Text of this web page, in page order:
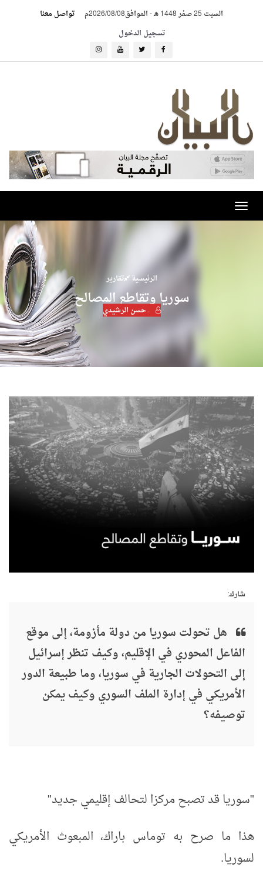
السبت 25 صفر 1448 هـ -الموافق2026/08/08م
تواصل معنا
تسجيل الدخول
Toggle
navigation
الرئيسية تقارير
سوريا وتقاطع المصالح
. حسن الرشيدي
شارك:
هل تحولت سوريا من دولة مأزومة، إلى موقع
الفاعل المحوري في الإقليم، وكيف تنظر إسرائيل
إلى التحولات الجارية في سوريا، وما طبيعة الدور
الأمريكي في إدارة الملف السوري وكيف يمكن
توصيفه؟
"سوريا قد تصبح مركزا لتحالف إقليمي جديد"
هذا ما صرح به توماس باراك، المبعوث الأمريكي
لسوريا.